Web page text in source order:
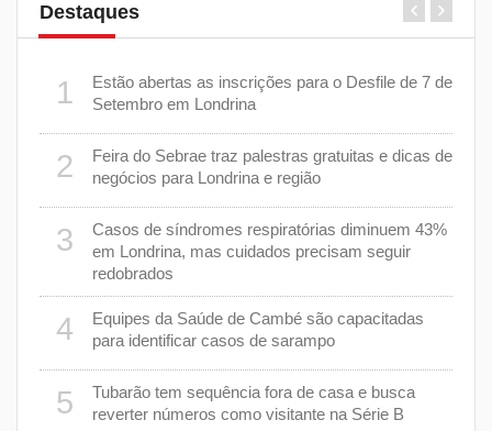
Destaques
1
Estão abertas as inscrições para o Desfile de 7 de
Setembro em Londrina
2
Feira do Sebrae traz palestras gratuitas e dicas de
negócios para Londrina e região
3
Casos de síndromes respiratórias diminuem 43%
em Londrina, mas cuidados precisam seguir
redobrados
4
Equipes da Saúde de Cambé são capacitadas
para identificar casos de sarampo
5
Tubarão tem sequência fora de casa e busca
reverter números como visitante na Série B